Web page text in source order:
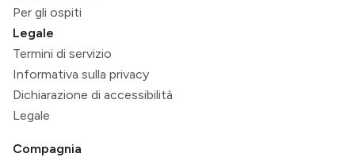
Per gli ospiti
Legale
Termini di servizio
Informativa sulla privacy
Dichiarazione di accessibilità
Legale
Compagnia